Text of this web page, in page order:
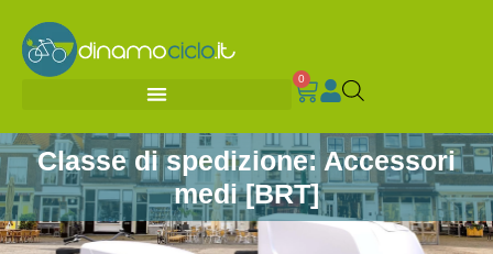
0
Classe di spedizione: Accessori
medi [BRT]